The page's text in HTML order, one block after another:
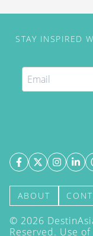
STAY INSPIRED
ABOUT
© 2026
Reserved. Use